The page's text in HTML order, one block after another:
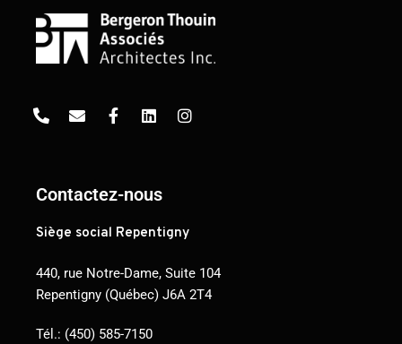
Contactez-nous
Siège social Repentigny
440, rue Notre-Dame, Suite 104
Repentigny (Québec) J6A 2T4
Tél.: (450) 585-7150